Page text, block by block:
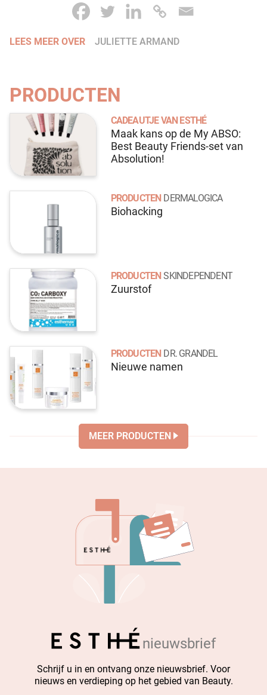
LEES MEER OVER JULIETTE ARMAND
PRODUCTEN
CADEAUTJE VAN ESTHÉ
Maak kans op de My ABSO:
Best Beauty Friends-set van
Absolution!
PRODUCTEN DERMALOGICA
Biohacking
PRODUCTEN SKINDEPENDENT
Zuurstof
PRODUCTEN DR. GRANDEL
Nieuwe namen
MEER PRODUCTEN
nieuwsbrief
Schrijf u in en ontvang onze nieuwsbrief. Voor
nieuws en verdieping op het gebied van Beauty.